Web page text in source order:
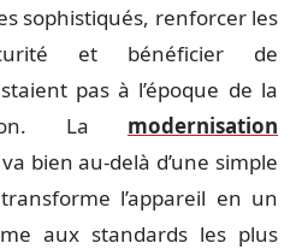
sophistiqués, renforcer les
et bénéficier de
pas à l’époque de la
La modernisation
bien au-delà d’une simple
l’appareil en un
aux standards les plus